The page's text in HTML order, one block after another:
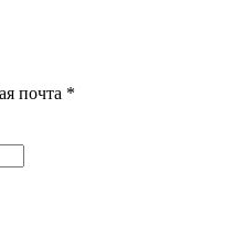
почта *